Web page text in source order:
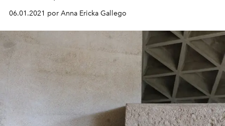
06.01.2021 por Anna Ericka Gallego